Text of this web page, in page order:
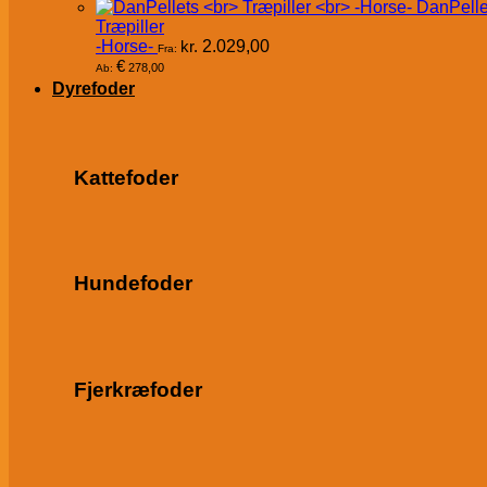
Træpiller
-Horse- Fra: kr. 2.029,00
Ab: € 278,00
Dyrefoder
Kattefoder
Hundefoder
Fjerkræfoder